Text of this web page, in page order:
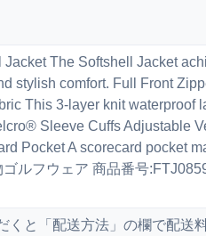
The Softshell Jacket
stylish comfort. Full Front
This 3-layer knit waterproof
Sleeve Cuffs Adjustable
Pocket A scorecard pocket
ルフウェア 商品番号
くと「配送方法」の欄で配送